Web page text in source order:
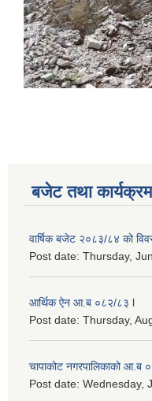
बजेट तथा कार्यक्रम
वार्षिक बजेट २०८३/८४ को
Post date: Thursday,
आर्थिक ऐन आ.ब ०८२/८३ l
Post date: Thursday,
चापाकोट नगरपालिकाको आ.ब
Post date: Wednesday,